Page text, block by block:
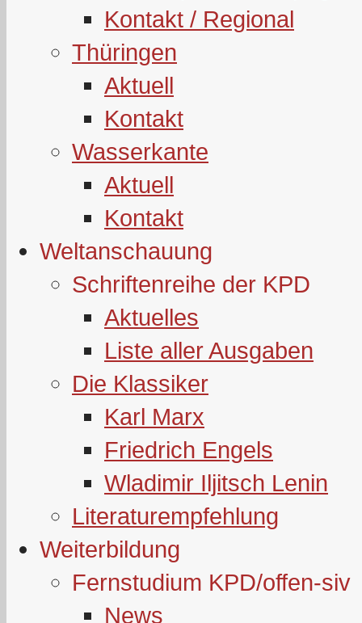
Kontakt / Regional
Thüringen
Aktuell
Kontakt
Wasserkante
Aktuell
Kontakt
Weltanschauung
Schriftenreihe der KPD
Aktuelles
Liste aller Ausgaben
Die Klassiker
Karl Marx
Friedrich Engels
Wladimir Iljitsch Lenin
Literaturempfehlung
Weiterbildung
Fernstudium KPD/offen-siv
News